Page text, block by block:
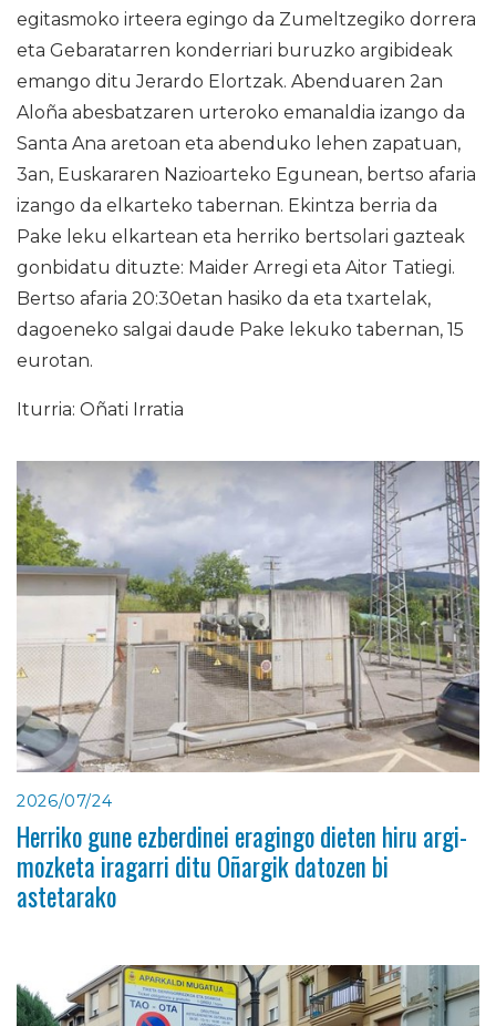
egitasmoko irteera egingo da Zumeltzegiko dorrera
eta Gebaratarren konderriari buruzko argibideak
emango ditu Jerardo Elortzak. Abenduaren 2an
Aloña abesbatzaren urteroko emanaldia izango da
Santa Ana aretoan eta abenduko lehen zapatuan,
3an, Euskararen Nazioarteko Egunean, bertso afaria
izango da elkarteko tabernan. Ekintza berria da
Pake leku elkartean eta herriko bertsolari gazteak
gonbidatu dituzte: Maider Arregi eta Aitor Tatiegi.
Bertso afaria 20:30etan hasiko da eta txartelak,
dagoeneko salgai daude Pake lekuko tabernan, 15
eurotan.
Iturria: Oñati Irratia
2026/07/24
Herriko gune ezberdinei eragingo dieten hiru argi-
mozketa iragarri ditu Oñargik datozen bi
astetarako